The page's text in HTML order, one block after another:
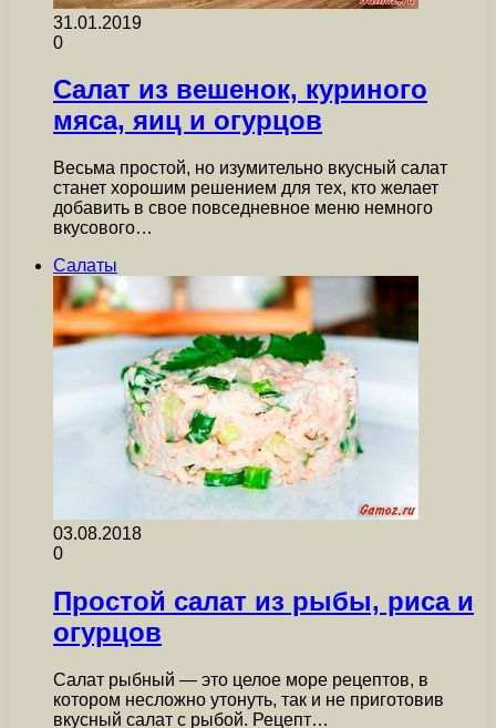
31.01.2019
0
Салат из вешенок, куриного
мяса, яиц и огурцов
Весьма простой, но изумительно вкусный салат
станет хорошим решением для тех, кто желает
добавить в свое повседневное меню немного
вкусового…
Салаты
03.08.2018
0
Простой салат из рыбы, риса и
огурцов
Салат рыбный — это целое море рецептов, в
котором несложно утонуть, так и не приготовив
вкусный салат с рыбой. Рецепт…